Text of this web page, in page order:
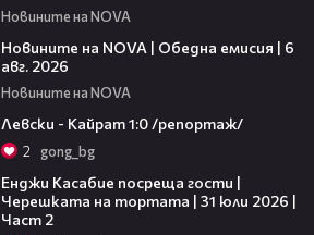
Новините на NOVA
Новините на NOVA | Обедна емисия | 6
авг. 2026
Новините на NOVA
Левски - Кайрат 1:0 /репортаж/
2 gong_bg
Енджи Касабие посреща гости |
Черешката на тортата | 31 юли 2026 |
Част 2